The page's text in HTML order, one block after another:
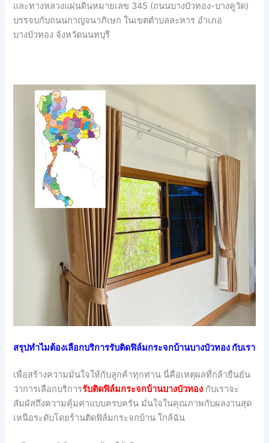
และทางหลวงแผ่นดินหมายเลข 345 (ถนนบางบัวทอง-บางคูวัด)
บรรจบกับถนนกาญจนาภิเษก ในเขตตำบลละหาร อำเภอ
บางบัวทอง จังหวัดนนทบุรี
สรุปทำไมต้องเลือกบริการรับติดฟิล์มกระจกบ้านบางบัวทอง กับเรา
เพื่อสร้างความมั่นใจให้กับลูกค้าทุกท่าน นี่คือเหตุผลที่กล้ายืนยัน
ว่าการเลือกบริการรับติดฟิล์มกระจกบ้านบางบัวทอง กับเราจะ
สัมผัสถึงความคุ้มค่าแบบครบครัน มั่นใจในคุณภาพกับผลงานสุด
เหนือระดับโดยร้านติดฟิล์มกระจกบ้าน ใกล้ฉัน